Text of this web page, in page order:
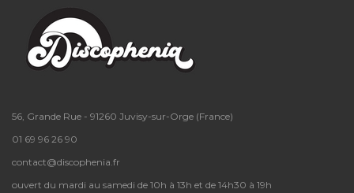
56, Grande Rue - 91260 Juvisy-sur-Orge (France)
01 69 96 26 90
contact@discophenia.fr
ouvert du mardi au samedi de 10h à 13h et de 14h30 à 19h